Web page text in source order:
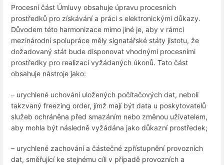
Procesní část Úmluvy obsahuje úpravu procesních
prostředků pro získávání a práci s elektronickými důkazy.
Důvodem této harmonizace mimo jiné je, aby v rámci
mezinárodní spolupráce měly signatářské státy jistotu, že
dožadovaný stát bude disponovat vhodnými procesními
prostředky pro realizaci vyžádaných úkonů. Tato část
obsahuje nástroje jako:
– urychlené uchování uložených počítačových dat, neboli
takzvaný freezing order, jímž mají být data u poskytovatelů
služeb ochráněna před smazáním nebo změnou uživatelem,
aby mohla být následně vyžádána jako důkazní prostředek;
– urychlené zachování a částečné zpřístupnění provozních
dat, směřující ke stejnému cíli v případě provozních a